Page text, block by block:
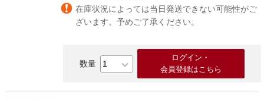
在庫状況によっては当日発送できない可能性がご
ざいます。予めご了承ください。
ログイン・
会員登録はこちら